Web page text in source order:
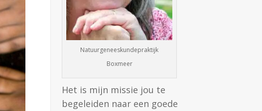
Natuurgeneeskundepraktijk
Boxmeer
Het is mijn missie jou te
begeleiden naar een goede